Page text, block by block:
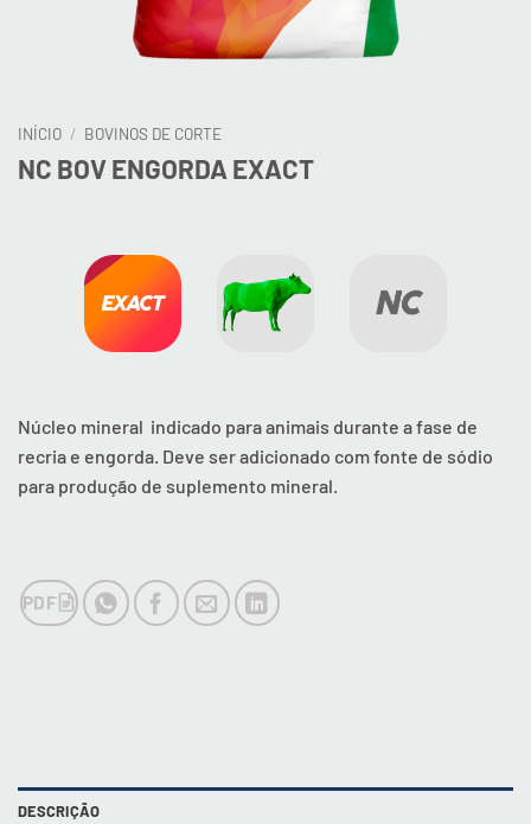
INÍCIO / BOVINOS DE CORTE
NC BOV ENGORDA EXACT
Núcleo mineral indicado para animais durante a fase de
recria e engorda. Deve ser adicionado com fonte de sódio
para produção de suplemento mineral.
PDF
DESCRIÇÃO